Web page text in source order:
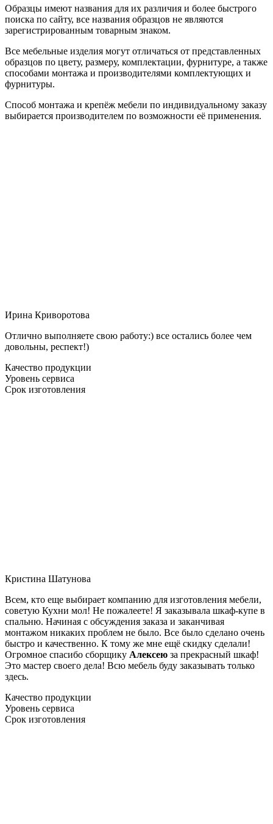
Образцы имеют названия для их различия и более быстрого
поиска по сайту, все названия образцов не являются
зарегистрированным товарным знаком.
Все мебельные изделия могут отличаться от представленных
образцов по цвету, размеру, комплектации, фурнитуре, а также
способами монтажа и производителями комплектующих и
фурнитуры.
Способ монтажа и крепёж мебели по индивидуальному заказу
выбирается производителем по возможности её применения.
Ирина Криворотова
Отлично выполняете свою работу:) все остались более чем
довольны, респект!)
Качество продукции
Уровень сервиса
Срок изготовления
Кристина Шатунова
Всем, кто еще выбирает компанию для изготовления мебели,
советую Кухни мол! Не пожалеете! Я заказывала шкаф-купе в
спальню. Начиная с обсуждения заказа и заканчивая
монтажом никаких проблем не было. Все было сделано очень
быстро и качественно. К тому же мне ещё скидку сделали!
Огромное спасибо сборщику Алексею за прекрасный шкаф!
Это мастер своего дела! Всю мебель буду заказывать только
здесь.
Качество продукции
Уровень сервиса
Срок изготовления